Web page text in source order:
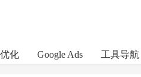
化 Google Ads 工具导航